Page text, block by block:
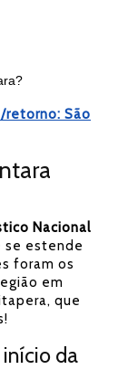
retorno: São
Nacional
se estende
foram os
em
que
início da